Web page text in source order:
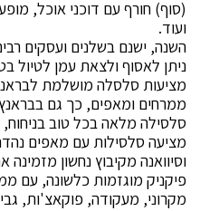
(סוף) חורף עם דוכני אוכל,
ועוד.
השנה, ישנם בשלנים ועסקים
ניתן לאסוף ולצאת עמן לטיול
מציעות סלסלה מושלמת
ממרחים ומאפים, כך גם
סלסילה מלאה בכל טוב
מציעה סלסילות עם מאפים
וסיוואנה מקיבוץ נחשון
פיקניק מוגזמות כלשונה, עם
מקרוני, מעקודה, פוקאצ'ות,